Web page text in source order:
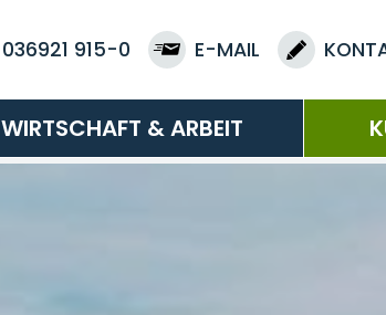
036921 915-0 E-MAIL
WIRTSCHAFT & ARBEIT